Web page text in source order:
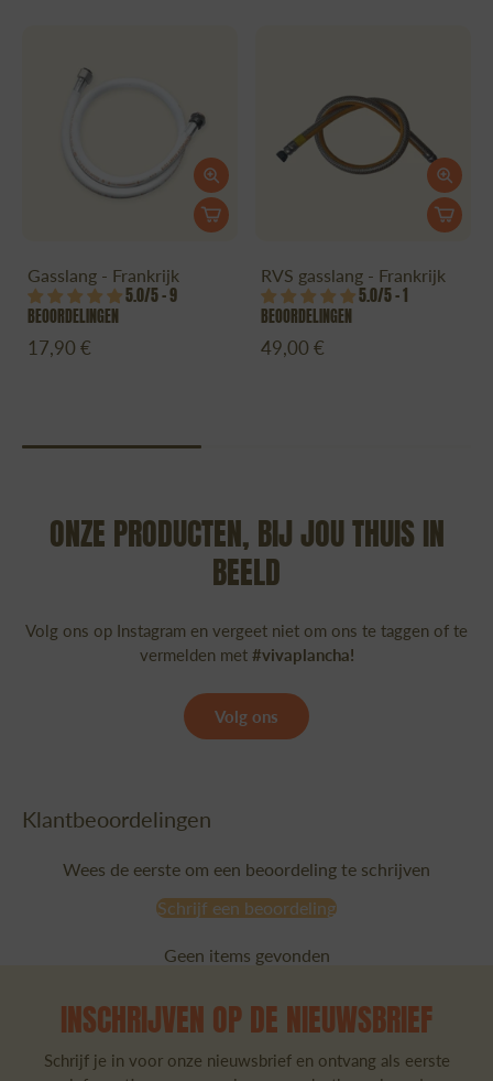
Gasslang - Frankrijk
5.0/5 – 9
BEOORDELINGEN
17,90 €
RVS gasslang - Frankrijk
5.0/5 – 1
BEOORDELINGEN
49,00 €
ONZE PRODUCTEN, BIJ JOU THUIS IN
BEELD
Volg ons op Instagram en vergeet niet om ons te taggen of te
vermelden met #vivaplancha!
Volg ons
Klantbeoordelingen
Wees de eerste om een beoordeling te schrijven
Schrijf een beoordeling
Geen items gevonden
INSCHRIJVEN OP DE NIEUWSBRIEF
Schrijf je in voor onze nieuwsbrief en ontvang als eerste